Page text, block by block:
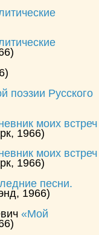
поэзии Русского
моих встреч
1966)
моих встреч
1966)
песни.
1966)
Мой